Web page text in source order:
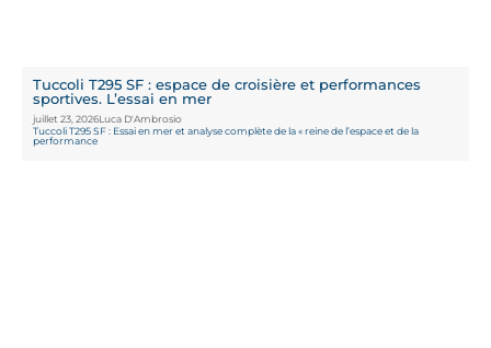
Tuccoli T295 SF : espace de croisière et performances
sportives. L’essai en mer
juillet 23, 2026Luca D'Ambrosio
Tuccoli T295 SF : Essai en mer et analyse complète de la « reine de l’espace et de la
performance